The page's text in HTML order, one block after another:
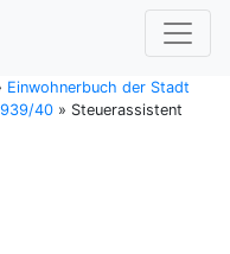
Einwohnerbuch der Stadt
40 » Steuerassistent